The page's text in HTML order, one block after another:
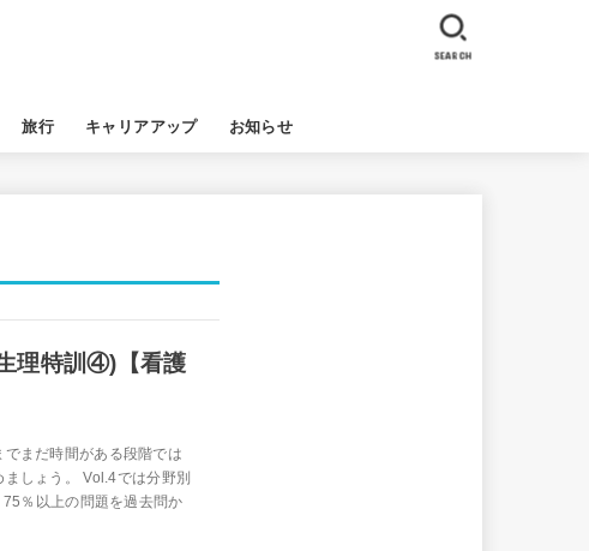
旅行 キャリアアップ お知らせ
SEARCH
理特訓④)【看護
まだ時間がある段階では
しょう。 Vol.4では分野別
％以上の問題を過去問か